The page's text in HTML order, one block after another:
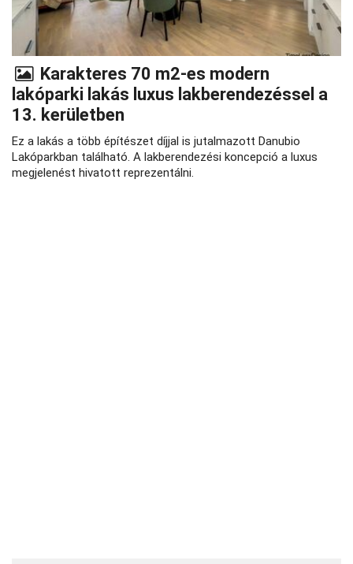
Karakteres 70 m2-es modern
lakóparki lakás luxus lakberendezéssel a
13. kerületben
Ez a lakás a több építészet díjjal is jutalmazott Danubio
Lakóparkban található. A lakberendezési koncepció a luxus
megjelenést hivatott reprezentálni.